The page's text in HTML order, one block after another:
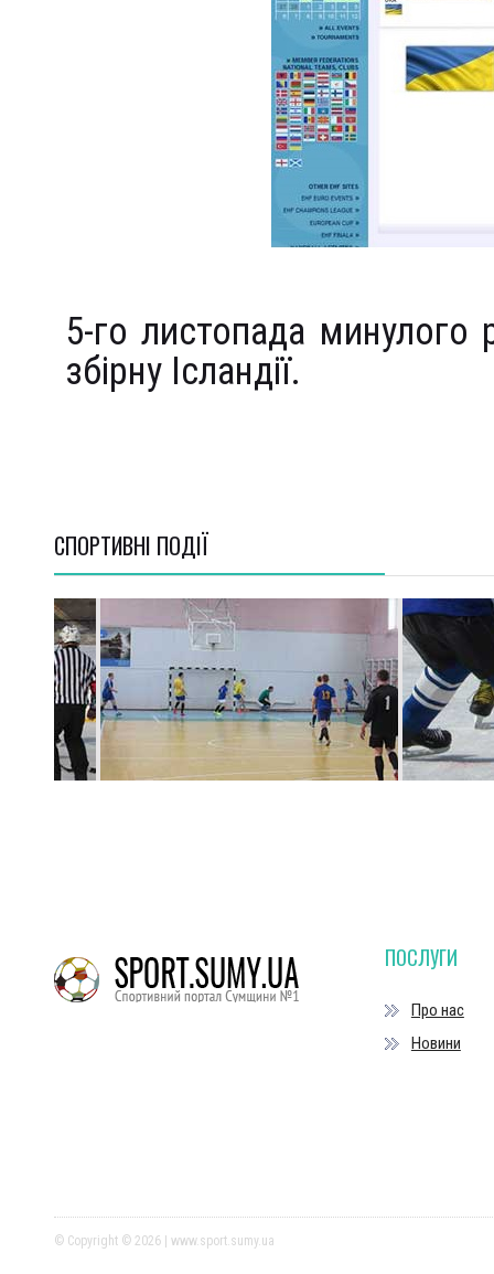
5-го листопада минулого
збірну Ісландії.
СПОРТИВНI ПОДІЇ
ПОСЛУГИ
Про нас
Новини
© Copyright © 2026 | www.sport.sumy.ua